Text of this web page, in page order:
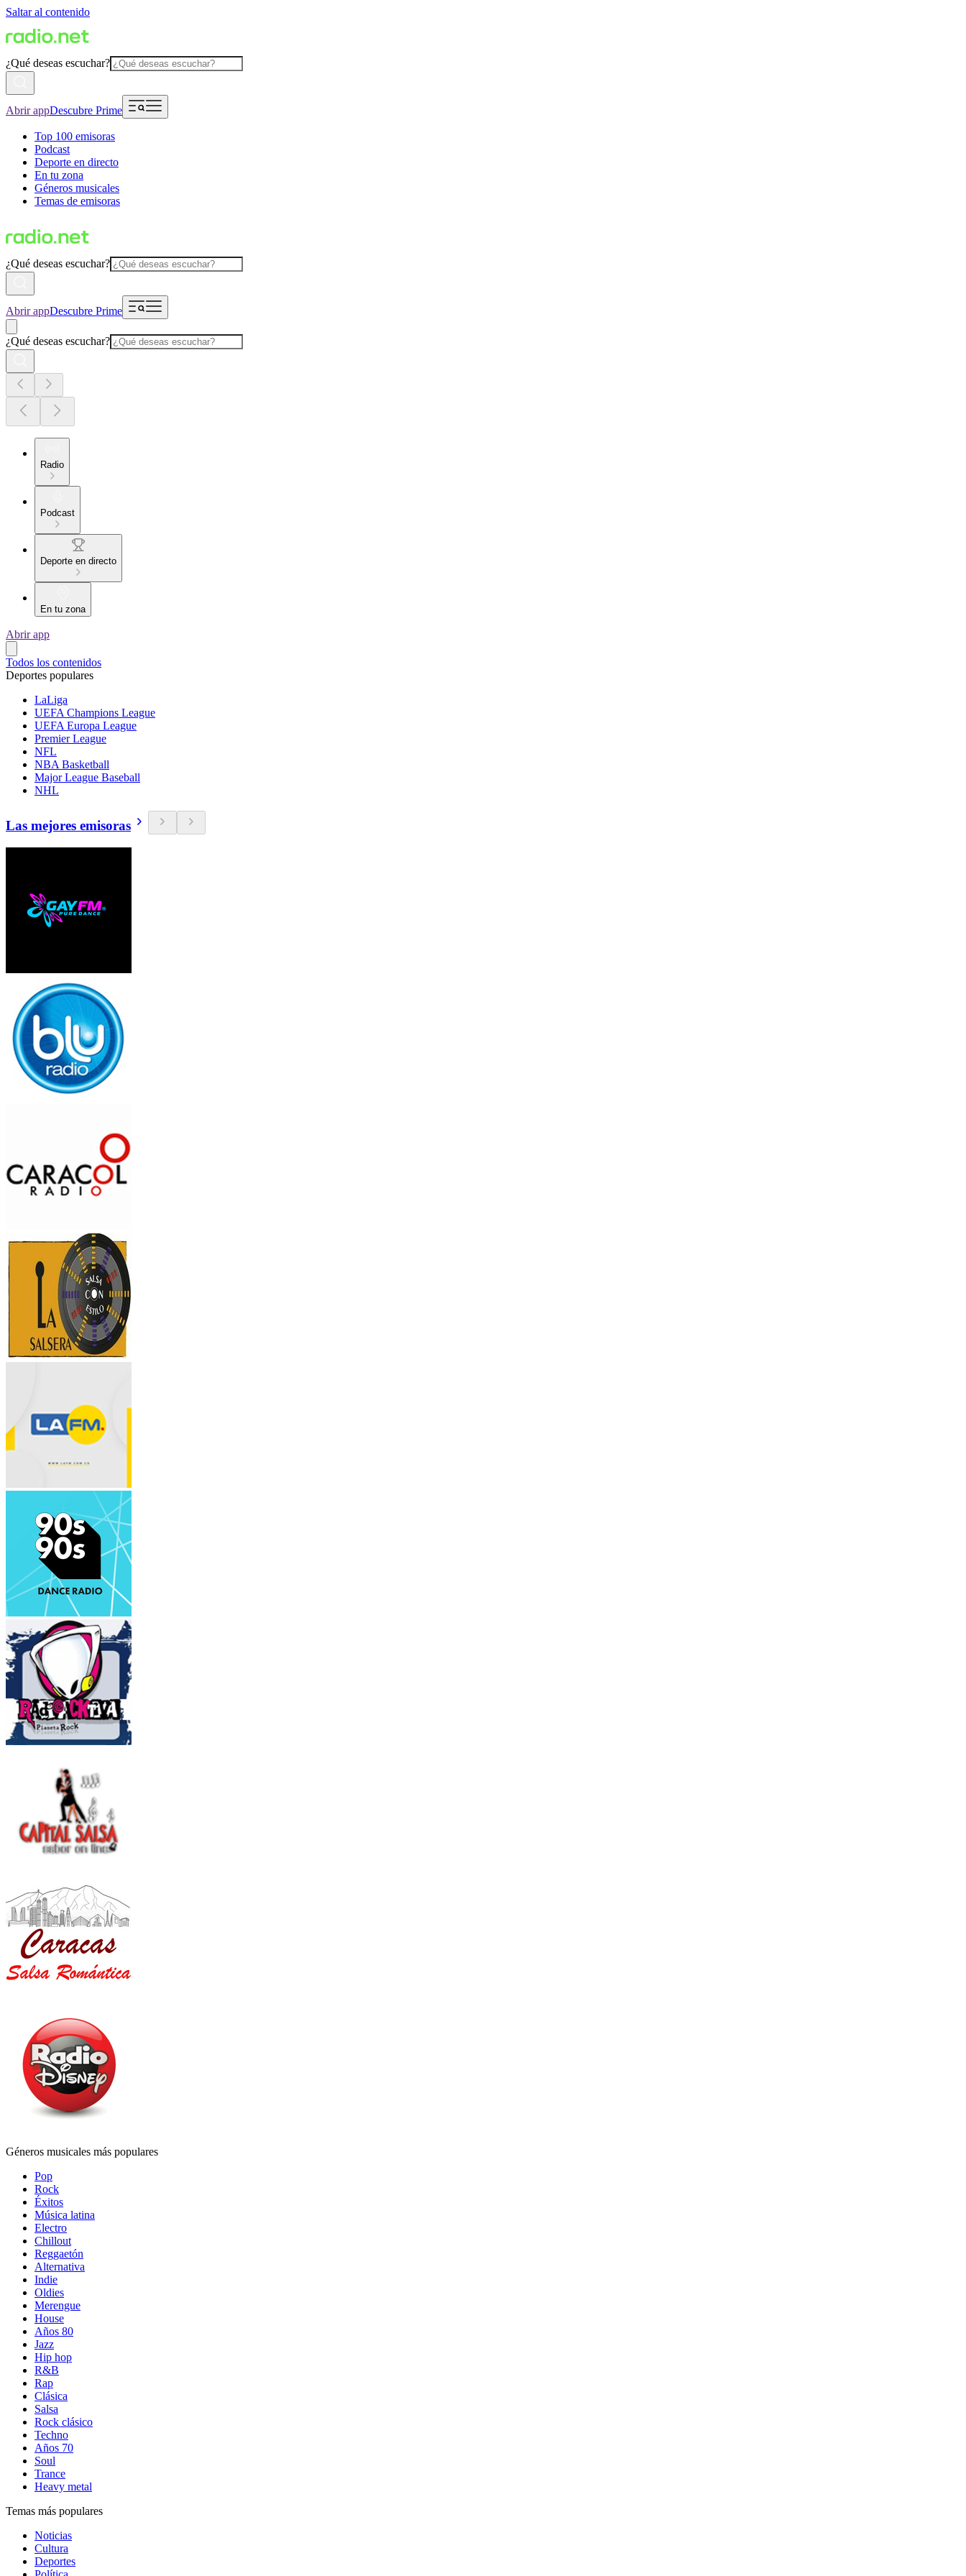
Saltar al contenido
¿Qué deseas escuchar?
Abrir appDescubre Prime
Top 100 emisoras
Podcast
Deporte en directo
En tu zona
Géneros musicales
Temas de emisoras
¿Qué deseas escuchar?
Abrir appDescubre Prime
¿Qué deseas escuchar?
Radio
Podcast
Deporte en directo
En tu zona
Abrir app
Todos los contenidos
Deportes populares
LaLiga
UEFA Champions League
UEFA Europa League
Premier League
NFL
NBA Basketball
Major League Baseball
NHL
Las mejores emisoras
Géneros musicales más populares
Pop
Rock
Éxitos
Música latina
Electro
Chillout
Reggaetón
Alternativa
Indie
Oldies
Merengue
House
Años 80
Jazz
Hip hop
R&B
Rap
Clásica
Salsa
Rock clásico
Techno
Años 70
Soul
Trance
Heavy metal
Temas más populares
Noticias
Cultura
Deportes